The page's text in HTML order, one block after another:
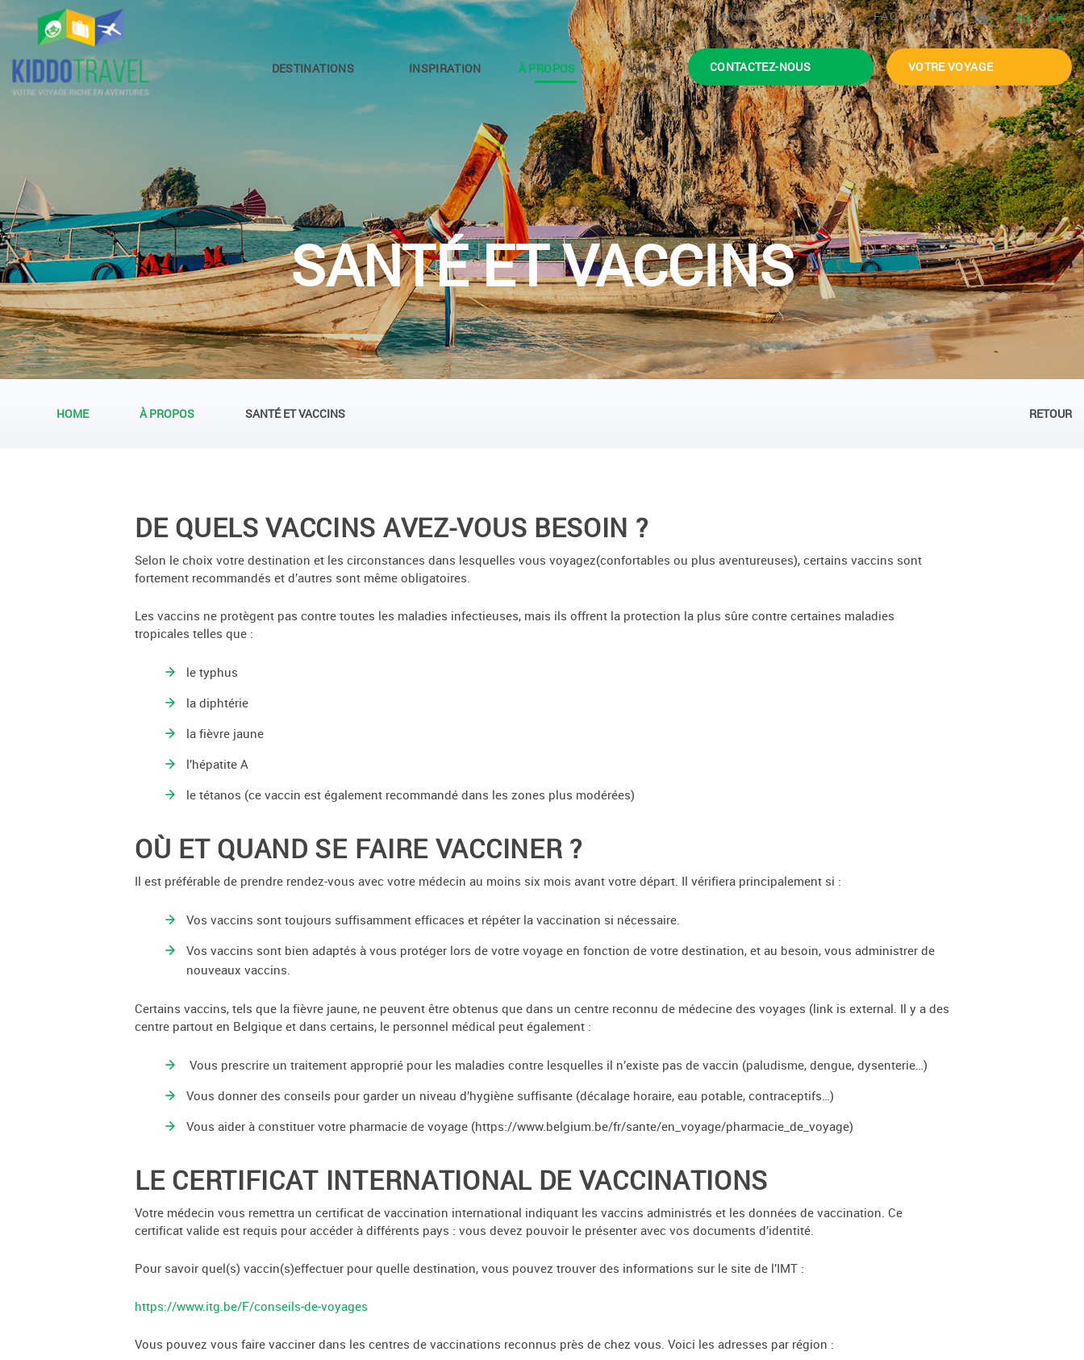
HOME BLOG FAQ NL FR
DESTINATIONS INSPIRATION À PROPOS AVIS CONTACTEZ-NOUS VOTRE VOYAGE
SANTÉ ET VACCINS
HOME À PROPOS SANTÉ ET VACCINS RETOUR
DE QUELS VACCINS AVEZ-VOUS BESOIN ?
Selon le choix votre destination et les circonstances dans lesquelles vous voyagez(confortables ou plus aventureuses), certains vaccins sont
fortement recommandés et d’autres sont même obligatoires.
Les vaccins ne protègent pas contre toutes les maladies infectieuses, mais ils offrent la protection la plus sûre contre certaines maladies
tropicales telles que :
le typhus
la diphtérie
la fièvre jaune
l’hépatite A
le tétanos (ce vaccin est également recommandé dans les zones plus modérées)
OÙ ET QUAND SE FAIRE VACCINER ?
Il est préférable de prendre rendez-vous avec votre médecin au moins six mois avant votre départ. Il vérifiera principalement si :
Vos vaccins sont toujours suffisamment efficaces et répéter la vaccination si nécessaire.
Vos vaccins sont bien adaptés à vous protéger lors de votre voyage en fonction de votre destination, et au besoin, vous administrer de
nouveaux vaccins.
Certains vaccins, tels que la fièvre jaune, ne peuvent être obtenus que dans un centre reconnu de médecine des voyages (link is external. Il y a des
centre partout en Belgique et dans certains, le personnel médical peut également :
Vous prescrire un traitement approprié pour les maladies contre lesquelles il n’existe pas de vaccin (paludisme, dengue, dysenterie…)
Vous donner des conseils pour garder un niveau d’hygiène suffisante (décalage horaire, eau potable, contraceptifs…)
Vous aider à constituer votre pharmacie de voyage (https://www.belgium.be/fr/sante/en_voyage/pharmacie_de_voyage)
LE CERTIFICAT INTERNATIONAL DE VACCINATIONS
Votre médecin vous remettra un certificat de vaccination international indiquant les vaccins administrés et les données de vaccination. Ce
certificat valide est requis pour accéder à différents pays : vous devez pouvoir le présenter avec vos documents d’identité.
Pour savoir quel(s) vaccin(s)effectuer pour quelle destination, vous pouvez trouver des informations sur le site de l’IMT :
https://www.itg.be/F/conseils-de-voyages
Vous pouvez vous faire vacciner dans les centres de vaccinations reconnus près de chez vous. Voici les adresses par région :